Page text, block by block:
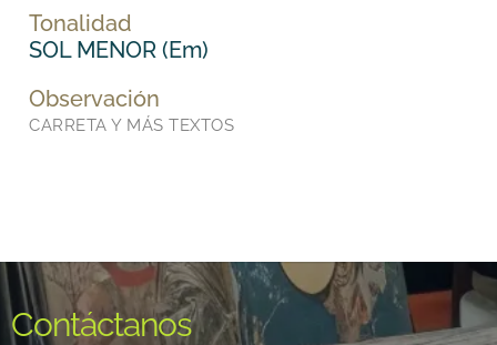
Tonalidad
SOL MENOR (Em)
Observación
CARRETA Y MÁS TEXTOS
Contáctanos